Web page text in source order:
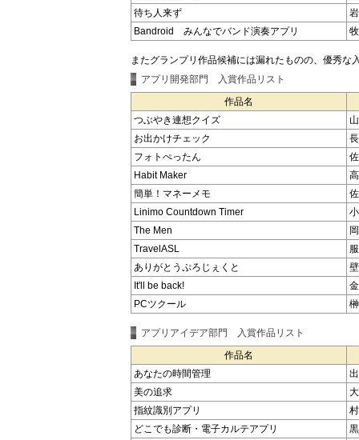
待ち人来ず
Bandroid みんなでバンド演奏アプリ
またグランプリ作品候補には漏れたものの、優秀な
アプリ開発部門 入賞作品リスト
作品名
つぶやき連想クイズ
お出かけチェック
フォトぺったん
Habit Maker
簡単！マネーメモ
Linimo Countdown Timer
The Men
TravelASL
ありがとうぷろじぇくと
It'll be back!
PCツクール
アプリアイデア部門 入賞作品リスト
作品名
あなたの時間管理
美の追求
指紋識別アプリ
どこでも診断・電子カルテアプリ